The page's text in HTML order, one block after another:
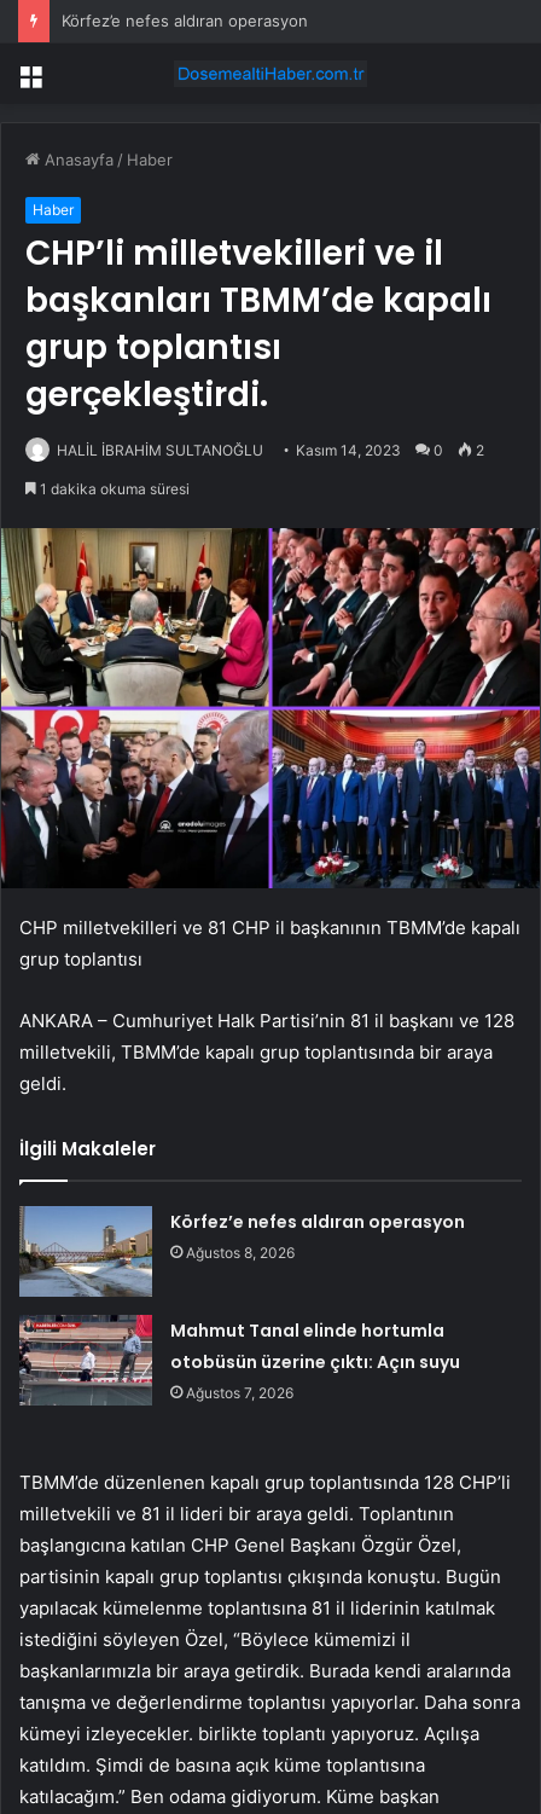
Körfez’e nefes aldıran operasyon
Menü
Anasayfa / Haber
Haber
CHP’li milletvekilleri ve il
başkanları TBMM’de kapalı
grup toplantısı
gerçekleştirdi.
HALİL İBRAHİM SULTANOĞLU Kasım 14, 2023 0 2
1 dakika okuma süresi
CHP milletvekilleri ve 81 CHP il başkanının TBMM’de kapalı
grup toplantısı
ANKARA – Cumhuriyet Halk Partisi’nin 81 il başkanı ve 128
milletvekili, TBMM’de kapalı grup toplantısında bir araya
geldi.
İlgili Makaleler
Körfez’e nefes aldıran operasyon
Ağustos 8, 2026
Mahmut Tanal elinde hortumla
otobüsün üzerine çıktı: Açın suyu
Ağustos 7, 2026
TBMM’de düzenlenen kapalı grup toplantısında 128 CHP’li
milletvekili ve 81 il lideri bir araya geldi. Toplantının
başlangıcına katılan CHP Genel Başkanı Özgür Özel,
partisinin kapalı grup toplantısı çıkışında konuştu. Bugün
yapılacak kümelenme toplantısına 81 il liderinin katılmak
istediğini söyleyen Özel, “Böylece kümemizi il
başkanlarımızla bir araya getirdik. Burada kendi aralarında
tanışma ve değerlendirme toplantısı yapıyorlar. Daha sonra
kümeyi izleyecekler. birlikte toplantı yapıyoruz. Açılışa
katıldım. Şimdi de basına açık küme toplantısına
katılacağım.” Ben odama gidiyorum. Küme başkan